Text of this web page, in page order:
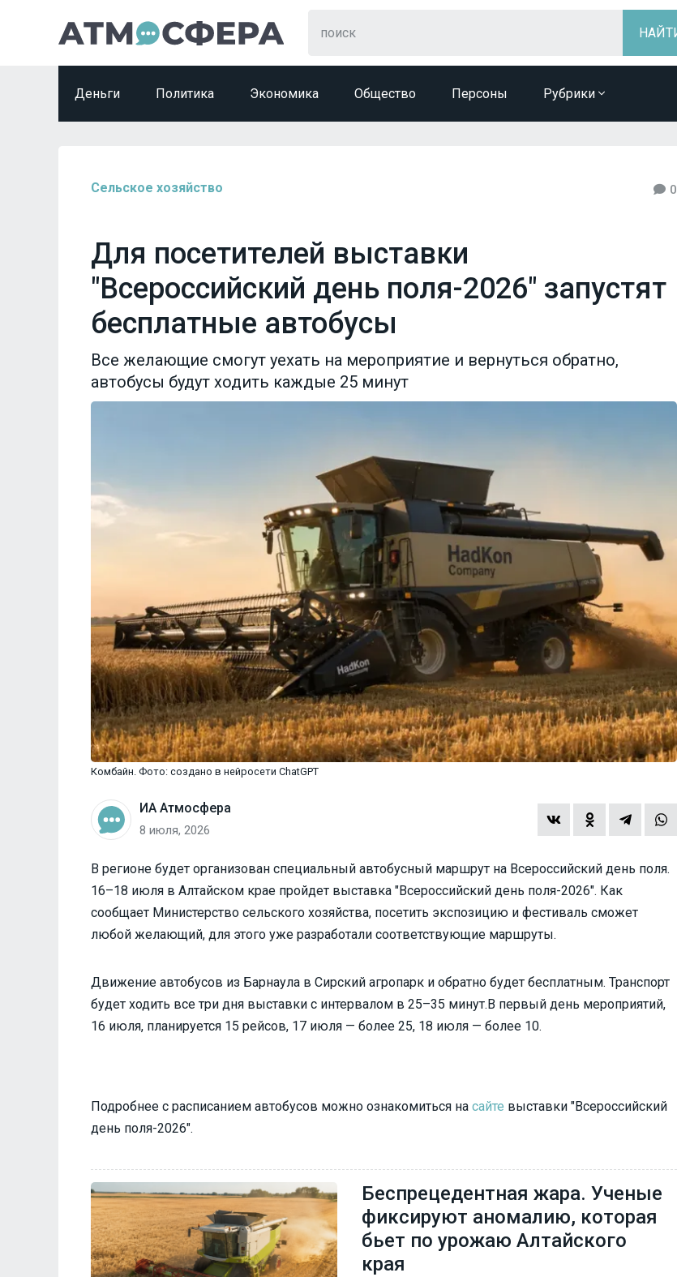
Деньги Политика Экономика Общество Персоны Рубрики
Сельское хозяйство 0
Для посетителей выставки
"Всероссийский день поля-2026" запустят
бесплатные автобусы
Все желающие смогут уехать на мероприятие и вернуться обратно,
автобусы будут ходить каждые 25 минут
Комбайн. Фото: создано в нейросети ChatGPT
ИА Атмосфера
8 июля, 2026
В регионе будет организован специальный автобусный маршрут на Всероссийский день поля.
16–18 июля в Алтайском крае пройдет выставка "Всероссийский день поля-2026". Как
сообщает Министерство сельского хозяйства, посетить экспозицию и фестиваль сможет
любой желающий, для этого уже разработали соответствующие маршруты.
Движение автобусов из Барнаула в Сирский агропарк и обратно будет бесплатным. Транспорт
будет ходить все три дня выставки с интервалом в 25–35 минут.В первый день мероприятий,
16 июля, планируется 15 рейсов, 17 июля — более 25, 18 июля — более 10.
Подробнее с расписанием автобусов можно ознакомиться на сайте выставки "Всероссийский
день поля-2026".
Беспрецедентная жара. Ученые
фиксируют аномалию, которая
бьет по урожаю Алтайского
края